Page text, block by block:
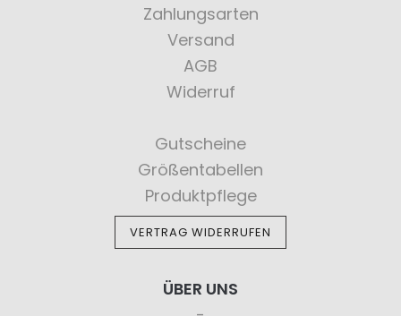
Zahlungsarten
Versand
AGB
Widerruf
Gutscheine
Größentabellen
Produktpflege
VERTRAG WIDERRUFEN
ÜBER UNS